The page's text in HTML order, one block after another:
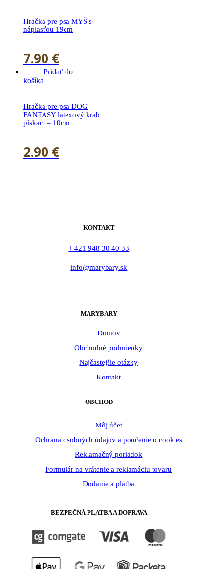
Hračka pre psa MYŠ s
náplasťou 19cm
7.90 €
Pridať do
košíka
Hračka pre psa DOG
FANTASY latexový krab
pískací – 10cm
2.90 €
KONTAKT
+ 421 948 30 40 33
info@marybary.sk
MARYBARY
Domov
Obchodné podmienky
Najčastejšie otázky
Kontakt
OBCHOD
Môj účet
Ochrana osobných údajov a poučenie o cookies
Reklamačný poriadok
Formulár na vrátenie a reklamáciu tovaru
Dodanie a platba
BEZPEČNÁ PLATBA A DOPRAVA